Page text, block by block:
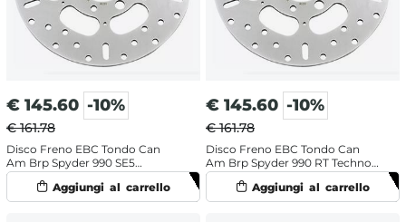
€ 145.60 -10%
€ 161.78
Disco Freno EBC Tondo Can
Am Brp Spyder 990 SE5
Roadster (2008-2009)
Posteriore
€ 145.60 -10%
€ 161.78
Disco Freno EBC Tondo Can
Am Brp Spyder 990 RT Techno
(2010-2012) Posteriore